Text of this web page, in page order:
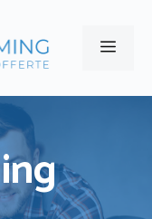
Menu